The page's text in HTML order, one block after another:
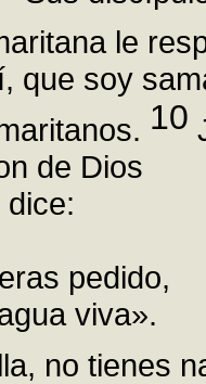
le
que soy
10
de Dios
pedido,
viva».
no tienes